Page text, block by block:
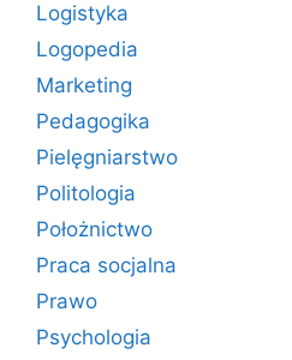
Logistyka
Logopedia
Marketing
Pedagogika
Pielęgniarstwo
Politologia
Położnictwo
Praca socjalna
Prawo
Psychologia